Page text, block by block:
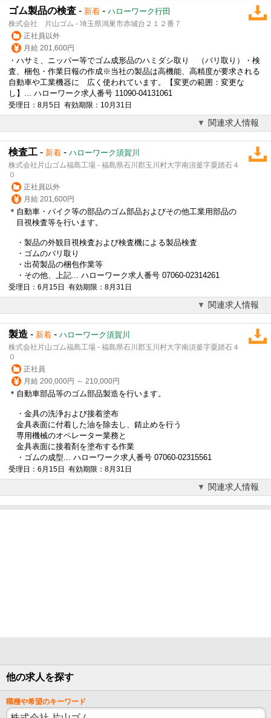
ゴム製品の検査 - 新着 - ハローワーク行田
株式会社 片山ゴム - 埼玉県鴻巣市赤城台２１２番７
正社員以外
月給 201,600円
・ハサミ、ニッパー等でゴム成形品のハミダシ取り （バリ取り）・検
査、梱包・作業日報の作成※当社の製品は高機能、高精度が要求される
自動車や工業機器に 広く使われています。【変更の範囲：変更な
し】... ハローワーク求人番号 11090-04131061
受理日：8月5日 有効期限：10月31日
関連求人情報
検査工 - 新着 - ハローワーク須賀川
株式会社片山ゴム福島工場 - 福島県石川郡玉川村大字南須釜字粟踏石４
０
正社員以外
月給 201,600円
＊自動車・バイク等の部品のゴム部品およびその他工業用部品の
目視検査等を行います。
・製品の外観目視検査および検査機による製品検査
・ゴムのバリ取り
・出荷製品の梱包作業等
・その他、上記... ハローワーク求人番号 07060-02314261
受理日：6月15日 有効期限：8月31日
関連求人情報
製造 - 新着 - ハローワーク須賀川
株式会社片山ゴム福島工場 - 福島県石川郡玉川村大字南須釜字粟踏石４
０
正社員
月給 200,000円 ～ 210,000円
＊自動車部品等のゴム部品製造を行います。
・金具の洗浄および接着塗布
金具表面に付着した油を除去し、錆止めを行う
専用機械のオペレーター業務と
金具表面に接着剤を塗布する作業
・ゴムの成型... ハローワーク求人番号 07060-02315561
受理日：6月15日 有効期限：8月31日
関連求人情報
他の求人を探す
職種や希望のキーワード